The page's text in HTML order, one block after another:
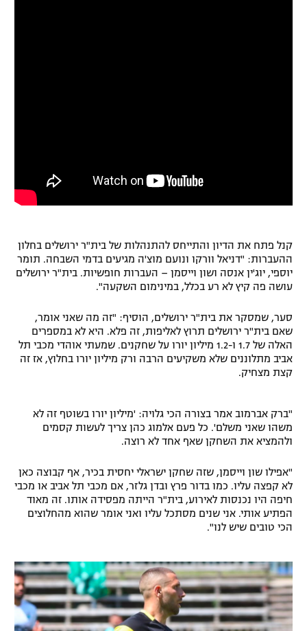
קנל פתח את הדיון והתייחס להתנהלות של בית"ר ירושלים בחלון
ההעברות: "דניאל וורקו ונועם מוצ'ה מגיעים בדמי השבחה. תומר
יוספי, יוג'ין אנסה ושון וייסמן – העברות חופשיות. בית"ר ירושלים
עושה פה קיץ לא רע בכלל, במינימום השקעה".
סער, שמסקר את בית"ר ירושלים, הוסיף: "זה מה שאני אומר,
שאם בית"ר ירושלים תרוץ לאליפות, זה פלא. היא לא במספרים
האלה של 1.7 ו-1.2 מיליון יורו על שחקנים. שמעתי אוהדי מכבי תל
אביב מתלוננים שלא משקיעים הרבה ורק מיליון יורו בחלוץ, אז זה
קצת מצחיק.
"ברק אברמוב אמר בצורה הכי גלויה: 'מיליון יורו בשוטף זה לא
משהו שאני משלם'. כל פעם אלמוג כהן צריך לעשות קסמים
ולהמציא את השחקן שאף אחד לא רוצה.
"אפילו שון וייסמן, שזה שחקן ישראלי יחסית בכיר, אף קבוצה כאן
לא קפצה עליו. כמו בדור פרץ ובדן גלזר, אם מכבי תל אביב או מכבי
חיפה היו נכנסות לאירוע, בית"ר הייתה מפסידה אותו. זה מאוד
הפתיע אותי. אני שנים מסתכל עליו ואני אומר שהוא מהחלוצים
הכי טובים שיש לנו".